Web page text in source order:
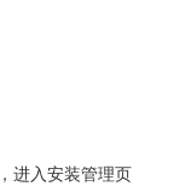
进入安装管理页